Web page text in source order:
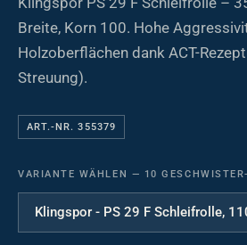
Breite, Korn 100. Hohe
Holzoberflächen dank ACT-
Streuung).
ART.-NR. 355379
VARIANTE WÄHLEN — 10